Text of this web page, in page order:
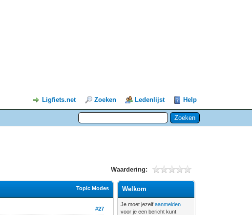
Ligfiets.net Zoeken Ledenlijst Help
Waardering:
Topic Modes
#27
Welkom
Je moet jezelfaanmelden
voor je een bericht kunt